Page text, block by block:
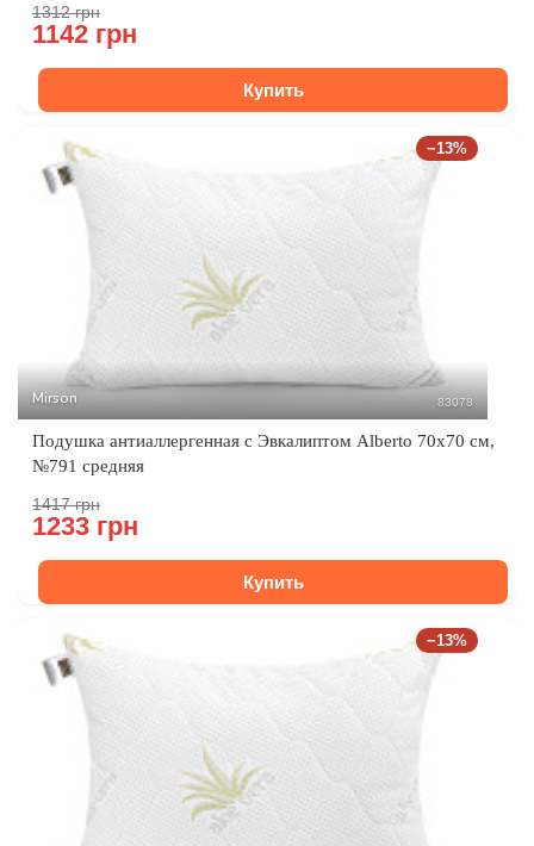
1312 грн
1142 грн
Купить
−13%
Mirson 83078
Подушка антиаллергенная с Эвкалиптом Alberto 70x70 см,
№791 средняя
1417 грн
1233 грн
Купить
−13%